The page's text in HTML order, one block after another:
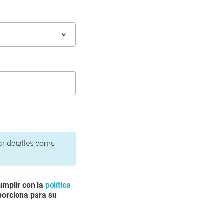
detalles como
con la política
para su